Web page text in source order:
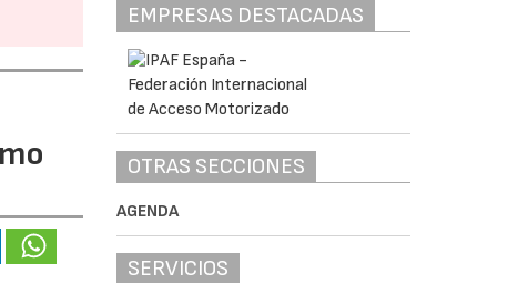
EMPRESAS DESTACADAS
OTRAS SECCIONES
AGENDA
SERVICIOS